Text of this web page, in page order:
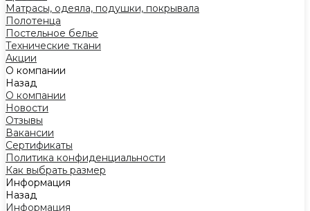
Матрасы, одеяла, подушки, покрывала
Полотенца
Постельное белье
Технические ткани
Акции
О компании
Назад
О компании
Новости
Отзывы
Вакансии
Сертификаты
Политика конфиденциальности
Как выбрать размер
Информация
Назад
Информация